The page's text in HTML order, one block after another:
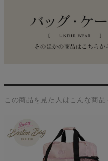
この商品を見た人はこんな商品